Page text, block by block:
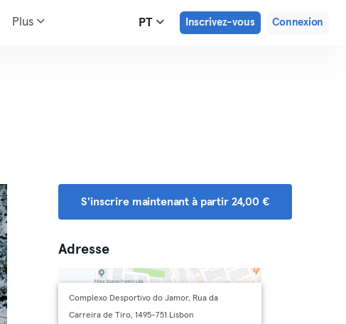
Plus PT Inscrivez-vous Connexion
S'inscrire maintenant à partir 24,00 €
Adresse
Complexo Desportivo do Jamor, Rua da
Carreira de Tiro, 1495-751 Lisbon